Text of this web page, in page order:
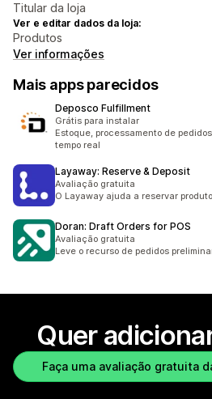
Titular da loja
Ver e editar dados da loja:
Produtos
Ver informações
Mais apps parecidos
Deposco Fulfillment
Grátis para instalar
Estoque, processamento de
tempo real
Layaway: Reserve & Deposit
Avaliação gratuita
O Layaway ajuda a reservar
Doran: Draft Orders for POS
Avaliação gratuita
Leve o recurso de pedidos
Quer
Faça uma avaliação gratuita